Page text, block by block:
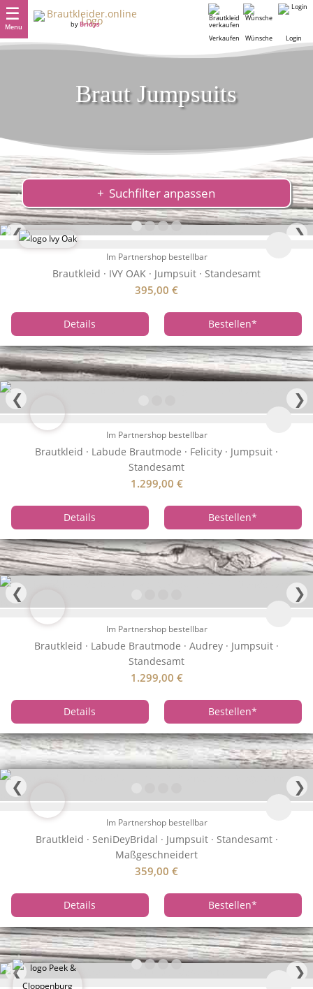
Menu byBridys
Login
Wünsche
Verkaufen
Braut Jumpsuits
Suchfilter anpassen
❮ ❯
Im Partnershop bestellbar
Brautkleid · IVY OAK · Jumpsuit · Standesamt
395,00 €
Details Bestellen*
❮ ❯
Im Partnershop bestellbar
Brautkleid · Labude Brautmode · Felicity · Jumpsuit ·
Standesamt
1.299,00 €
Details Bestellen*
❮ ❯
Im Partnershop bestellbar
Brautkleid · Labude Brautmode · Audrey · Jumpsuit ·
Standesamt
1.299,00 €
Details Bestellen*
❮ ❯
Im Partnershop bestellbar
Brautkleid · SeniDeyBridal · Jumpsuit · Standesamt ·
Maßgeschneidert
359,00 €
Details Bestellen*
❮ ❯